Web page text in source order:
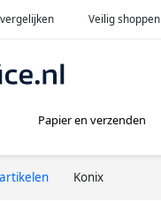
Veilig shoppen
Papier en verzenden
Konix